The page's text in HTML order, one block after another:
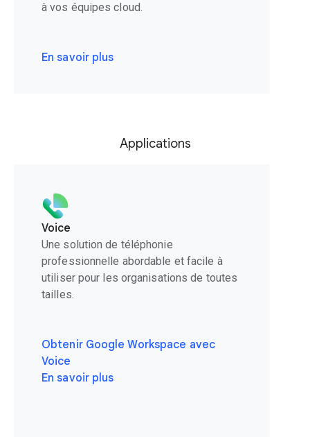
à vos équipes cloud.
En savoir plus
Applications
Voice
Une solution de téléphonie
professionnelle abordable et facile à
utiliser pour les organisations de toutes
tailles.
Obtenir Google Workspace avec
Voice
En savoir plus